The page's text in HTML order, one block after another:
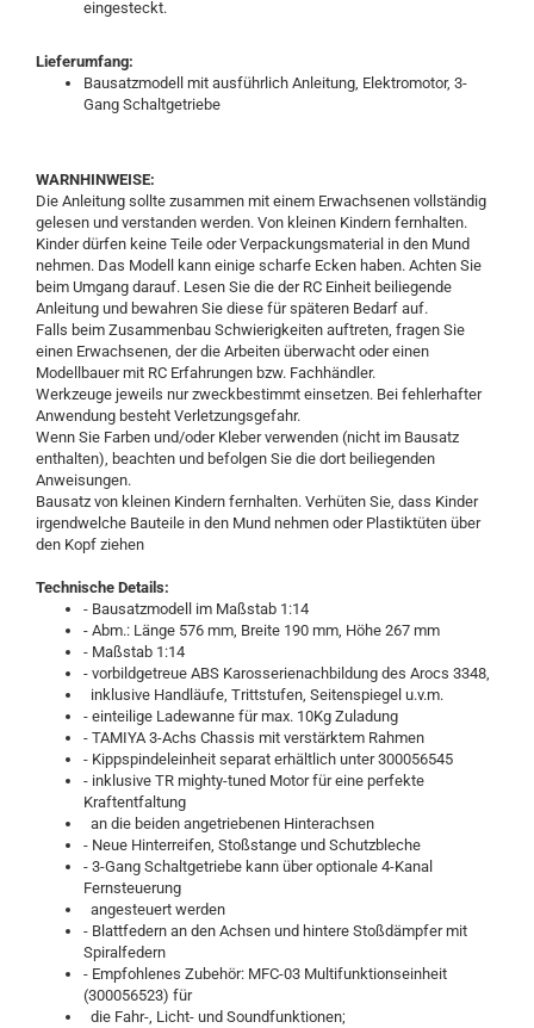
eingesteckt.
Lieferumfang:
Bausatzmodell mit ausführlich Anleitung, Elektromotor, 3-
Gang Schaltgetriebe
WARNHINWEISE:
Die Anleitung sollte zusammen mit einem Erwachsenen vollständig
gelesen und verstanden werden. Von kleinen Kindern fernhalten.
Kinder dürfen keine Teile oder Verpackungsmaterial in den Mund
nehmen. Das Modell kann einige scharfe Ecken haben. Achten Sie
beim Umgang darauf. Lesen Sie die der RC Einheit beiliegende
Anleitung und bewahren Sie diese für späteren Bedarf auf.
Falls beim Zusammenbau Schwierigkeiten auftreten, fragen Sie
einen Erwachsenen, der die Arbeiten überwacht oder einen
Modellbauer mit RC Erfahrungen bzw. Fachhändler.
Werkzeuge jeweils nur zweckbestimmt einsetzen. Bei fehlerhafter
Anwendung besteht Verletzungsgefahr.
Wenn Sie Farben und/oder Kleber verwenden (nicht im Bausatz
enthalten), beachten und befolgen Sie die dort beiliegenden
Anweisungen.
Bausatz von kleinen Kindern fernhalten. Verhüten Sie, dass Kinder
irgendwelche Bauteile in den Mund nehmen oder Plastiktüten über
den Kopf ziehen
Technische Details:
- Bausatzmodell im Maßstab 1:14
- Abm.: Länge 576 mm, Breite 190 mm, Höhe 267 mm
- Maßstab 1:14
- vorbildgetreue ABS Karosserienachbildung des Arocs 3348,
inklusive Handläufe, Trittstufen, Seitenspiegel u.v.m.
- einteilige Ladewanne für max. 10Kg Zuladung
- TAMIYA 3-Achs Chassis mit verstärktem Rahmen
- Kippspindeleinheit separat erhältlich unter 300056545
- inklusive TR mighty-tuned Motor für eine perfekte
Kraftentfaltung
an die beiden angetriebenen Hinterachsen
- Neue Hinterreifen, Stoßstange und Schutzbleche
- 3-Gang Schaltgetriebe kann über optionale 4-Kanal
Fernsteuerung
angesteuert werden
- Blattfedern an den Achsen und hintere Stoßdämpfer mit
Spiralfedern
- Empfohlenes Zubehör: MFC-03 Multifunktionseinheit
(300056523) für
die Fahr-, Licht- und Soundfunktionen;